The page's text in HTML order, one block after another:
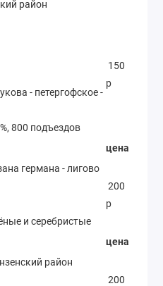
район
- петергофское -
800 подъездов
150
р
цена
германа - лигово
и серебристые
200
р
цена
район
200